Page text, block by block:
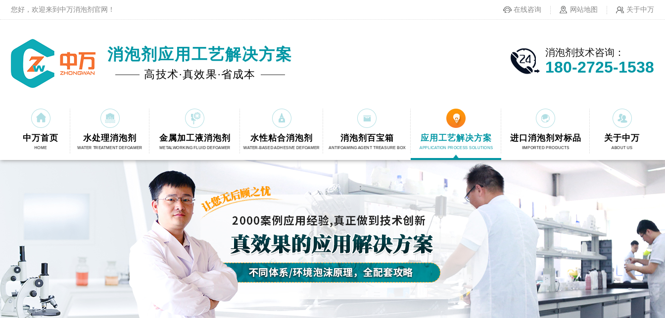
您好，欢迎来到中万消泡剂官网！ 在线咨询 网站地图 关于中万
消泡剂应用工艺解决方案
高技术·真效果·省成本
消泡剂技术咨询：
180-2725-1538
中万首页
HOME
水处理消泡剂
WATER TREATMENT DEFOAMER
金属加工液消泡剂
METALWORKING FLUID DEFOAMER
水性粘合消泡剂
WATER-BASED ADHESIVE DEFOAMER
消泡剂百宝箱
ANTIFOAMING AGENT TREASURE BOX
应用工艺解决方案
APPLICATION PROCESS SOLUTIONS
进口消泡剂对标品
IIMPORTED PRODUCTS
关于中万
ABOUT US